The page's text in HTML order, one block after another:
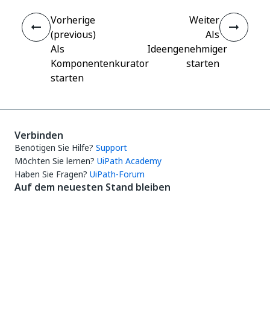
Vorherige
(previous)
Als
Komponentenkurator
starten
Weiter
Als
Ideengenehmiger
starten
Verbinden
Benötigen Sie Hilfe? Support
Möchten Sie lernen? UiPath Academy
Haben Sie Fragen? UiPath-Forum
Auf dem neuesten Stand bleiben